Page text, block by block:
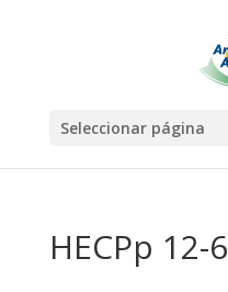
Seleccionar página
HECPp 12-6